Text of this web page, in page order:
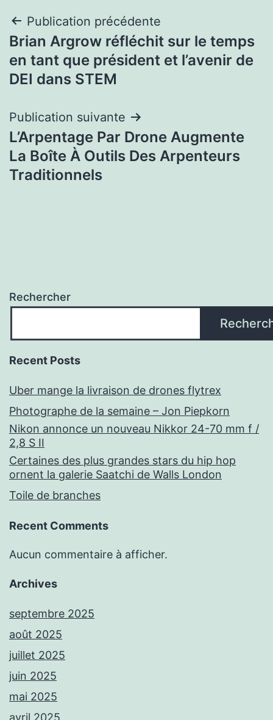
Navigation
de
l’article
Publication précédente
Brian Argrow réfléchit sur le temps
en tant que président et l’avenir de
DEI dans STEM
Publication suivante
L’Arpentage Par Drone Augmente
La Boîte À Outils Des Arpenteurs
Traditionnels
Rechercher
Recent Posts
Uber mange la livraison de drones flytrex
Photographe de la semaine – Jon Piepkorn
Nikon annonce un nouveau Nikkor 24-70 mm f /
2,8 S II
Certaines des plus grandes stars du hip hop
ornent la galerie Saatchi de Walls London
Toile de branches
Recent Comments
Aucun commentaire à afficher.
Archives
septembre 2025
août 2025
juillet 2025
juin 2025
mai 2025
avril 2025